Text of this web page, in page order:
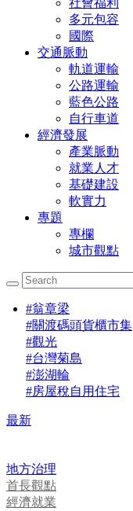
社會福利
多元包容
國際
交通脈動
軌道運輸
公路運輸
藍色公路
自行車道
經濟發展
產業脈動
就業人才
基礎建設
軟實力
專題
專欄
城市觀點
#翁章梁
#關渡碼頭貨櫃市集
#觀光
#台灣菊島
#澎湖輪
#房屋稅自用住宅
最新
地方治理
首長觀點
經濟就業